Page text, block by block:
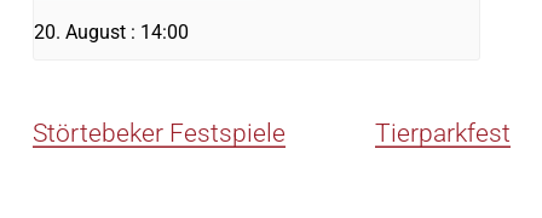
20. August : 14:00
Störtebeker Festspiele Tierparkfest